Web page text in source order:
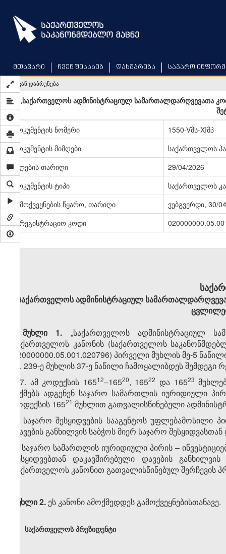
main
content
მთავარი ჩვენ შესახებ დახმარება საჯარო
უკან დაბრუნება
„საქართველოს ადმინისტრაციულ სამართალდარღვევათა
დოკუმენტის ნომერი
1550-Vმს-XIმპ
დოკუმენტის მიმღები
საქართველოს
მიღების თარიღი
29/04/2026
დოკუმენტის ტიპი
საქართველოს
გამოქვეყნების წყარო, თარიღი
ვებგვერდი, 30/
სარეგისტრაციო კოდი
„საქართველოს ადმინისტრაციულ
მუხლი 1. „საქართველოს ადმინისტრაციულ
საქართველოს კანონის (საქართველოს
020000000.05.001.020796) პირველი მუხლის მე-5
„5. 239-ე მუხლის 37-ე ნაწილი ჩამოყალიბდეს შემდეგი
„37. ამ კოდექსის 165​12–165​20, 165​22 და 165​23
ოქმებს ადგენენ საჯარო სამართლის იურიდიული
კოდექსის 165​21 მუხლით გათვალისწინებული
ა) საჯარო შესყიდვების სააგენტოს
დავების განხილვის საბჭოს მიერ საჯარო
ბ) საჯარო სამართლის იურიდიული პირის –
შესყიდვებთან დაკავშირებული დავების
საქართველოს კანონით გათვალისწინებულ შერჩევის
მუხლი 2. ეს კანონი ამოქმედდეს გამოქვეყნებისთანავე.
საქართველოს პრეზიდენტი